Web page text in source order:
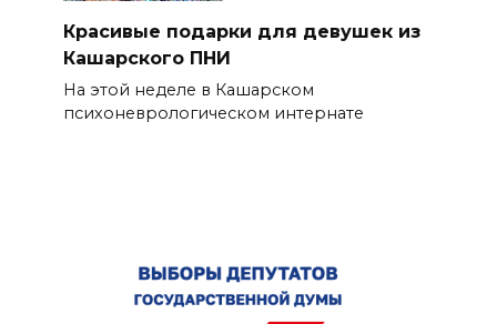
Красивые подарки для девушек из
Кашарского ПНИ
На этой неделе в Кашарском
психоневрологическом интернате